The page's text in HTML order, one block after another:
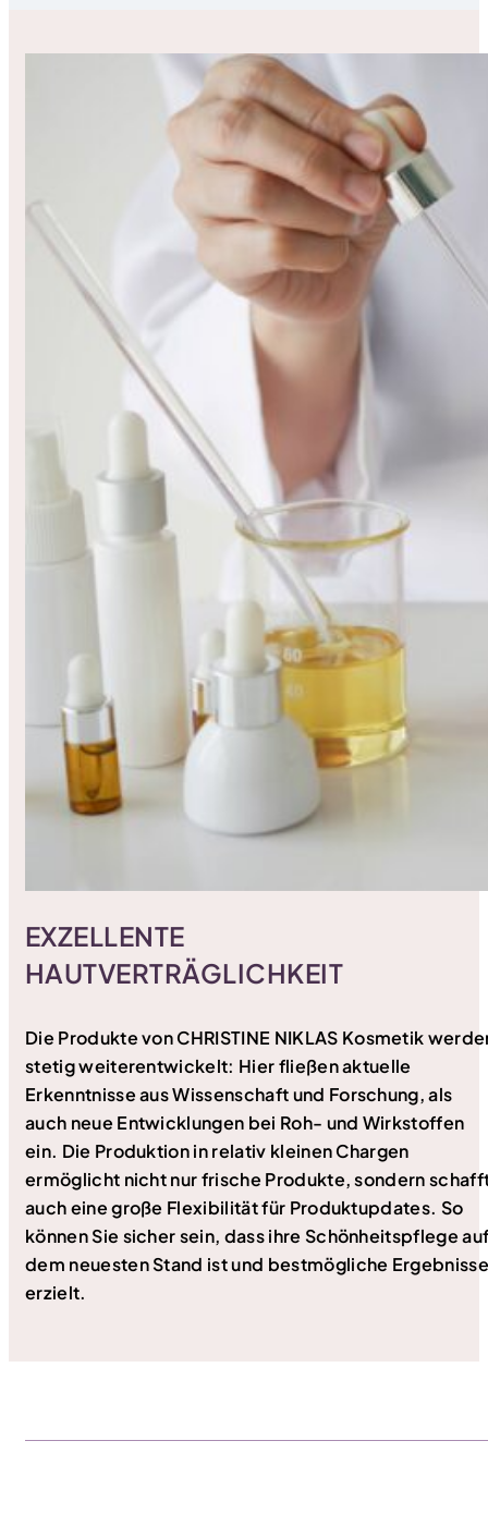
EXZELLENTE
HAUTVERTRÄGLICHKEIT
Die Produkte von CHRISTINE NIKLAS Kosmetik
stetig weiterentwickelt: Hier fließen aktuelle
Erkenntnisse aus Wissenschaft und Forschung, als
auch neue Entwicklungen bei Roh- und Wirkstoffen
ein. Die Produktion in relativ kleinen Chargen
ermöglicht nicht nur frische Produkte, sondern
auch eine große Flexibilität für Produktupdates. So
können Sie sicher sein, dass ihre Schönheitspflege
dem neuesten Stand ist und bestmögliche
erzielt.